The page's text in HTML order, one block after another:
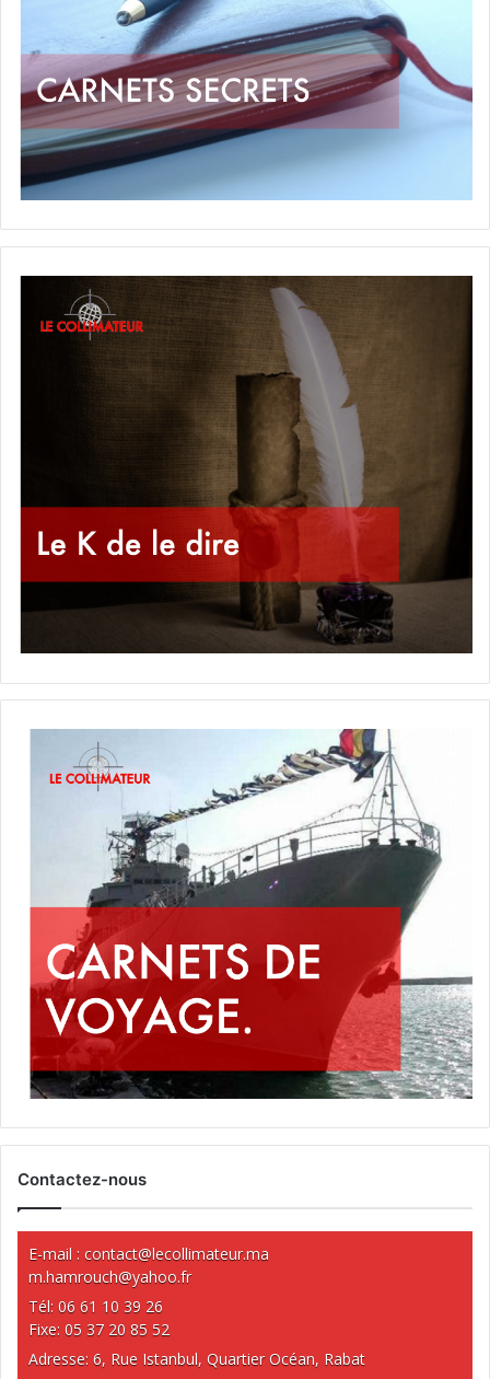
Contactez-nous
E-mail : contact@lecollimateur.ma
m.hamrouch@yahoo.fr
Tél: 06 61 10 39 26
Fixe: 05 37 20 85 52
Adresse: 6, Rue Istanbul, Quartier Océan, Rabat